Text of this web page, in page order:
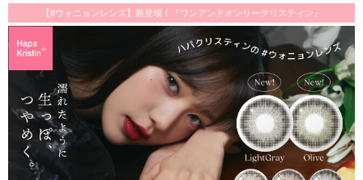
【#ウォニョンレンズ】新登場！『ワンアンドオンリークリスティン』